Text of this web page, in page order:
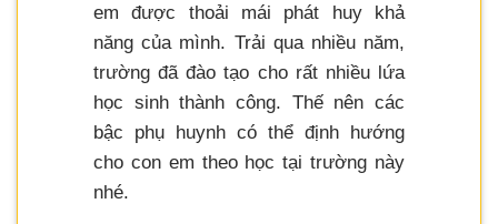
em được thoải mái phát huy khả
năng của mình. Trải qua nhiều năm,
trường đã đào tạo cho rất nhiều lứa
học sinh thành công. Thế nên các
bậc phụ huynh có thể định hướng
cho con em theo học tại trường này
nhé.